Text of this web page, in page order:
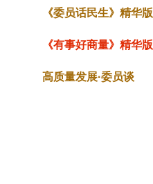
《委员话民生》精华版
《有事好商量》精华版
高质量发展·委员谈